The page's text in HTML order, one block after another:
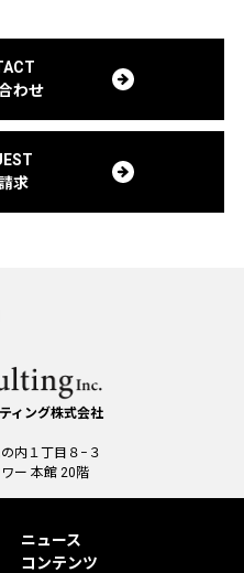
わせ
求
ィング株式会社
内１丁目８−３
ー 本館 20階
ニュース
コンテンツ